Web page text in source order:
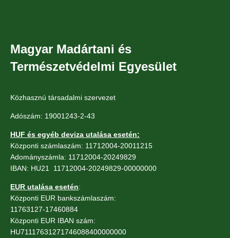
Magyar Madártani és
Természetvédelmi Egyesület
Közhasznú társadalmi szervezet
Adószám: 19001243-2-43
HUF és egyéb deviza utalása esetén:
Központi számlaszám: 11712004-20011215
Adományszámla: 11712004-20249829
IBAN: HU21 11712004-20249829-00000000
EUR utalása esetén:
Központi EUR bankszámlaszám:
11763127-17460884
Központi EUR IBAN szám:
HU71117631271746088400000000